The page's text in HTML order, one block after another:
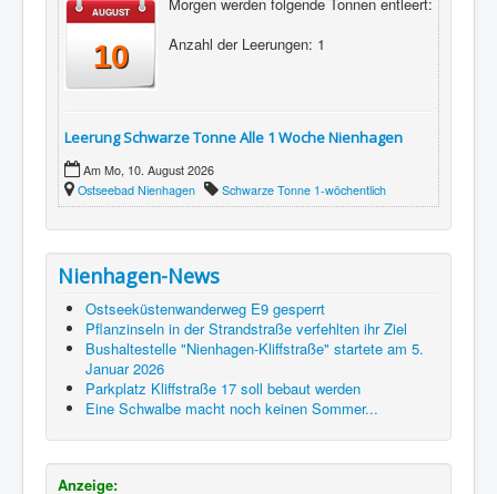
AUGUST
10
Anzahl der Leerungen: 1
Leerung Schwarze Tonne Alle 1 Woche Nienhagen
Am Mo, 10. August 2026
Ostseebad Nienhagen
Schwarze Tonne 1-wöchentlich
Nienhagen-News
Ostseeküstenwanderweg E9 gesperrt
Pflanzinseln in der Strandstraße verfehlten ihr Ziel
Bushaltestelle "Nienhagen-Kliffstraße" startete am 5.
Januar 2026
Parkplatz Kliffstraße 17 soll bebaut werden
Eine Schwalbe macht noch keinen Sommer...
Anzeige: